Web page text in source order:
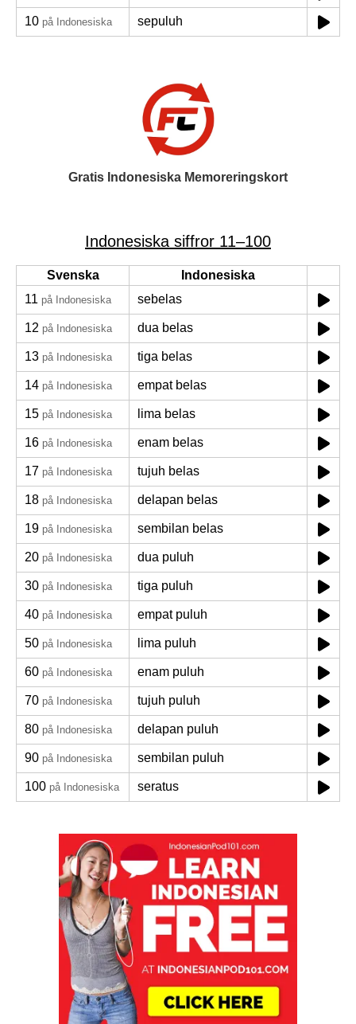
10 på Indonesiska sepuluh
Gratis Indonesiska Memoreringskort
Indonesiska siffror 11–100
Svenska
Indonesiska
11 på Indonesiska sebelas
12 på Indonesiska dua belas
13 på Indonesiska tiga belas
14 på Indonesiska empat belas
15 på Indonesiska lima belas
16 på Indonesiska enam belas
17 på Indonesiska tujuh belas
18 på Indonesiska delapan belas
19 på Indonesiska sembilan belas
20 på Indonesiska dua puluh
30 på Indonesiska tiga puluh
40 på Indonesiska empat puluh
50 på Indonesiska lima puluh
60 på Indonesiska enam puluh
70 på Indonesiska tujuh puluh
80 på Indonesiska delapan puluh
90 på Indonesiska sembilan puluh
100 på Indonesiska seratus